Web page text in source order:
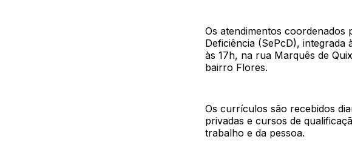
Os atendimentos coordenados
Deficiência (SePcD),
às 17h, na rua Marquês de
bairro Flores.
Os currículos são recebidos
privadas e cursos de
trabalho e da pessoa.